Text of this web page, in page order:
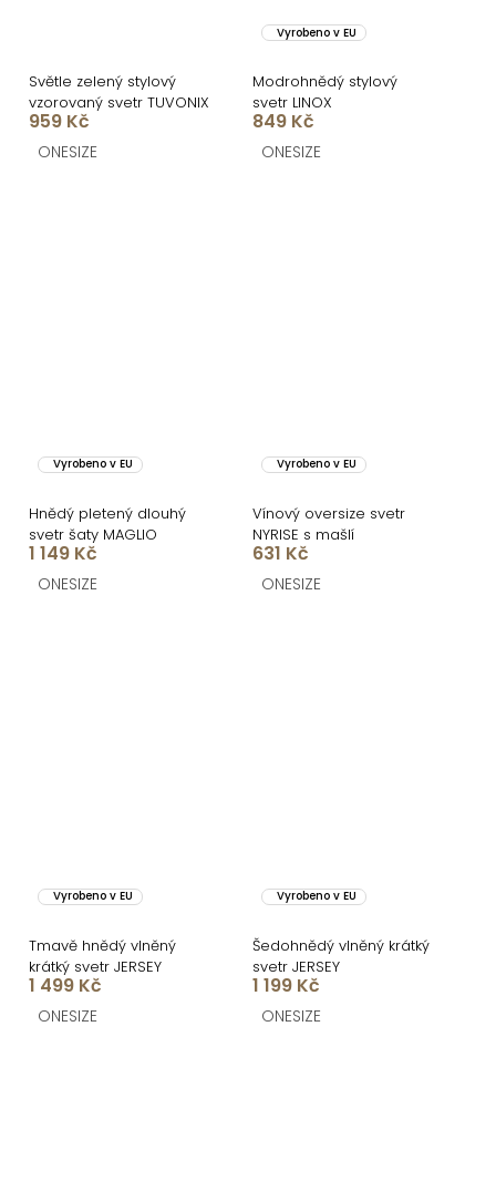
Světle zelený stylový
vzorovaný svetr TUVONIX
959 Kč
ONESIZE
Vyrobeno v EU
Modrohnědý stylový
svetr LINOX
849 Kč
ONESIZE
Vyrobeno v EU
Hnědý pletený dlouhý
svetr šaty MAGLIO
1 149 Kč
ONESIZE
Vyrobeno v EU
Vínový oversize svetr
NYRISE s mašlí
631 Kč
ONESIZE
Vyrobeno v EU
Tmavě hnědý vlněný
krátký svetr JERSEY
1 499 Kč
ONESIZE
Vyrobeno v EU
Šedohnědý vlněný krátký
svetr JERSEY
1 199 Kč
ONESIZE